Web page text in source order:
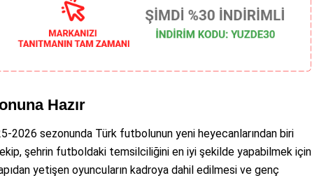
Hazır
2026 sezonunda Türk futbolunun yeni heyecanlarından biri
şehrin futboldaki temsilciliğini en iyi şekilde yapabilmek için
yetişen oyuncuların kadroya dahil edilmesi ve genç